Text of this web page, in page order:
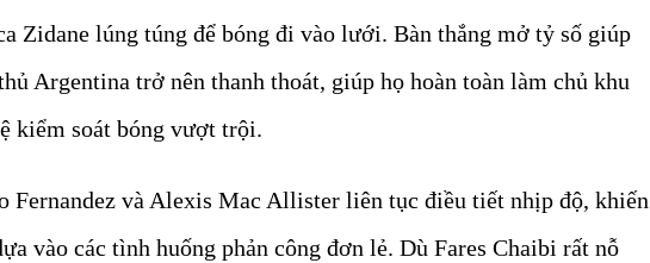
Zidane lúng túng để bóng đi vào lưới. Bàn thắng mở tỷ số giúp
Argentina trở nên thanh thoát, giúp họ hoàn toàn làm chủ khu
kiểm soát bóng vượt trội.
Fernandez và Alexis Mac Allister liên tục điều tiết nhịp độ, khiến
vào các tình huống phản công đơn lẻ. Dù Fares Chaibi rất nỗ